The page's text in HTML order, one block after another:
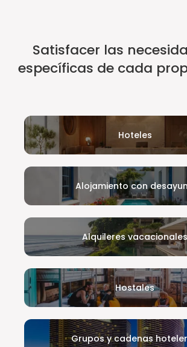
Satisfacer las
específicas de cada
Hoteles
Alojamiento con
Alquileres vacacionales
Hostales
Grupos y cadenas